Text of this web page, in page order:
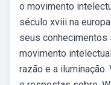
o movimento
século xviii na
seus conhecimentos
movimento
razão e a